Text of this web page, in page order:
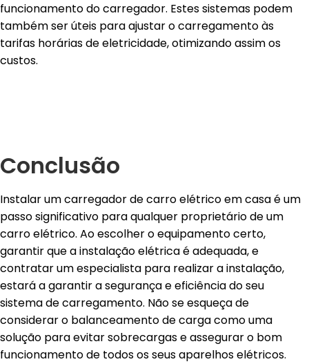
funcionamento do carregador. Estes sistemas podem
também ser úteis para ajustar o carregamento às
tarifas horárias de eletricidade, otimizando assim os
custos.
Conclusão
Instalar um carregador de carro elétrico em casa é um
passo significativo para qualquer proprietário de um
carro elétrico. Ao escolher o equipamento certo,
garantir que a instalação elétrica é adequada, e
contratar um especialista para realizar a instalação,
estará a garantir a segurança e eficiência do seu
sistema de carregamento. Não se esqueça de
considerar o balanceamento de carga como uma
solução para evitar sobrecargas e assegurar o bom
funcionamento de todos os seus aparelhos elétricos.